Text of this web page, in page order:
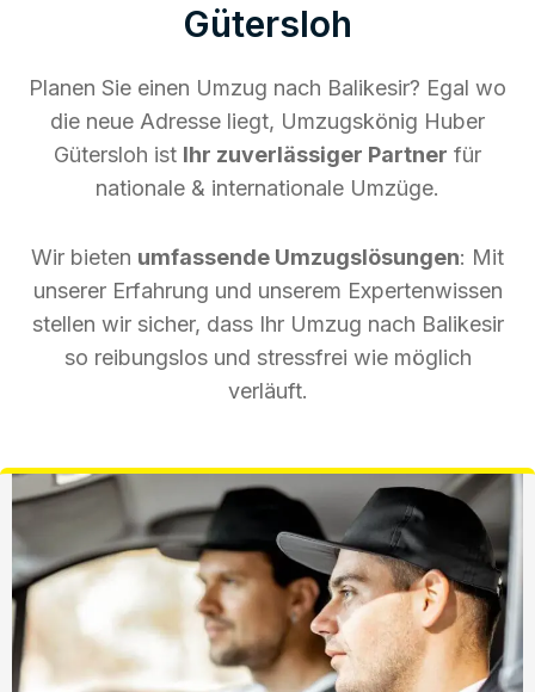
Gütersloh
Planen Sie einen Umzug nach Balikesir? Egal wo
die neue Adresse liegt, Umzugskönig Huber
Gütersloh ist Ihr zuverlässiger Partner für
nationale & internationale Umzüge.
Wir bieten umfassende Umzugslösungen: Mit
unserer Erfahrung und unserem Expertenwissen
stellen wir sicher, dass Ihr Umzug nach Balikesir
so reibungslos und stressfrei wie möglich
verläuft.